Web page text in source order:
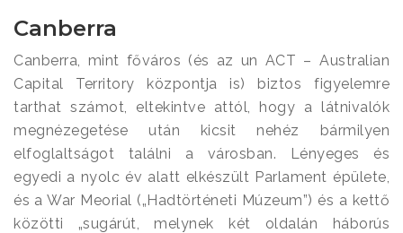
Canberra
Canberra, mint főváros (és az un ACT – Australian
Capital Territory központja is) biztos figyelemre
tarthat számot, eltekintve attól, hogy a látnivalók
megnézegetése után kicsit nehéz bármilyen
elfoglaltságot találni a városban. Lényeges és
egyedi a nyolc év alatt elkészült Parlament épülete,
és a War Meorial („Hadtörténeti Múzeum”) és a kettő
közötti „sugárút, melynek két oldalán háborús